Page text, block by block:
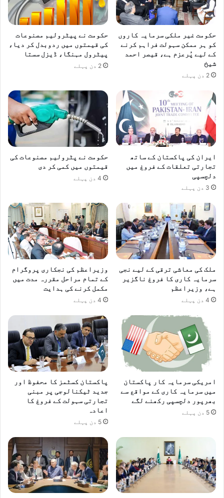
حکومت غیر ملکی سرمایہ کاروں
کو ہر ممکن سہولت فراہم کرنے
کے لیے پُرعزم ہے، قیصر احمد
شیخ
2 دن پہلے
حکومت نے پیٹرولیم مصنوعات
کی قیمتوں میں ردوبدل کر دیا،
پیٹرول مہنگا، ڈیزل سستا
2 دن پہلے
ایران کی پاکستان کے ساتھ
تجارتی تعلقات کے فروغ میں
دلچسپی
3 دن پہلے
حکومت نے پٹرولیم مصنوعات کی
قیمتوں میں کمی کر دی
4 دن پہلے
ملک کی معاشی ترقی کے لیے نجی
سرمایہ کاری کا فروغ ناگزیر
ہے، وزیراعظم
4 دن پہلے
وزیراعظم کی نجکاری پروگرام
کے تمام مراحل مقررہ مدت میں
مکمل کرنے کی ہدایت
4 دن پہلے
امریکی سرمایہ کار پاکستان
میں سرمایہ کاری کے مواقع سے
بھرپور دلچسپی رکھنے لگے
5 دن پہلے
پاکستان کسٹمز کا محفوظ اور
جدید ٹیکنالوجی پر مبنی
تجارتی سہولت کے فروغ کا
اعادہ
5 دن پہلے